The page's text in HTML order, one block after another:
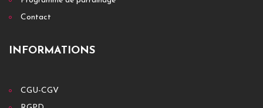
Contact
INFORMATIONS
CGU-CGV